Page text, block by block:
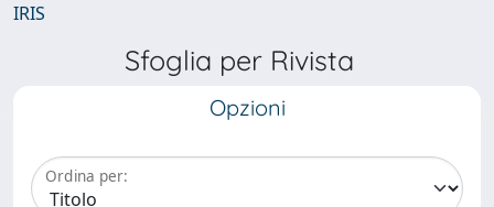
IRIS
Sfoglia per Rivista
Opzioni
Ordina per: